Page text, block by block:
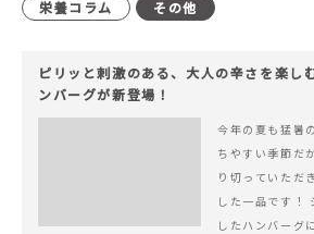
栄養コラム
その他
ピリッと刺激のある、大人の辛さを楽し
ンバーグが新登場！
今年の夏も猛暑
ちやすい季節だ
り切っていただ
した一品です！
したハンバーグ